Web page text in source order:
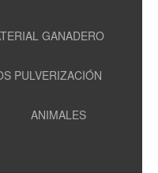
GANADERO
PULVERIZACIÓN
ANIMALES